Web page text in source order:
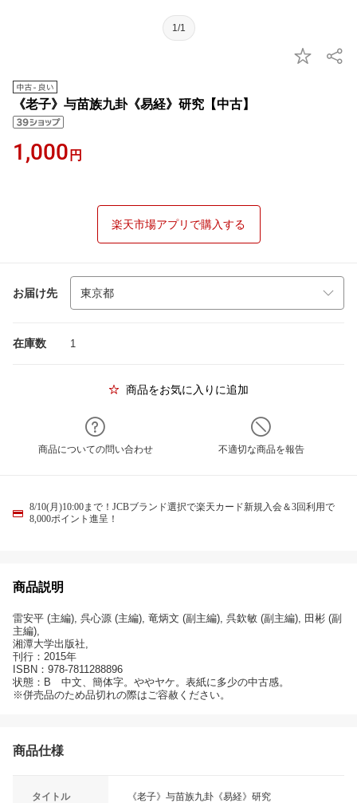
1/1
《老子》与苗族九卦《易経》研究【中古】
1,000 円
楽天市場アプリで購入する
お届け先
在庫数 1
商品をお気に入りに追加
商品についての問い合わせ 不適切な商品を報告
8/10(月)10:00まで！JCBブランド選択で楽天カード新規入会＆3回利用で
8,000ポイント進呈！
商品説明
雷安平 (主編), 呉心源 (主編), 竜炳文 (副主編), 呉欽敏 (副主編), 田彬 (副
主編),
湘潭大学出版社,
刊行：2015年
ISBN：978-7811288896
状態：B 中文、簡体字。ややヤケ。表紙に多少の中古感。
※併売品のため品切れの際はご容赦ください。
商品仕様
タイトル 《老子》与苗族九卦《易経》研究